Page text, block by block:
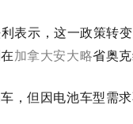
表示，这一政策
加拿大安大略省奥
，但因电池车型需